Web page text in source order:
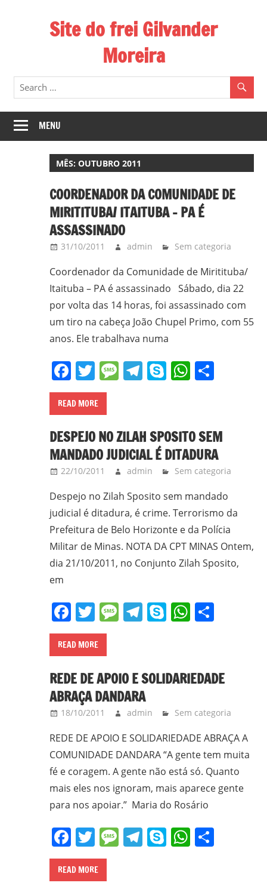
Site do frei Gilvander
Moreira
Esse
site
frei
Gilvander
divulga
pastoral
militância
carmelita;
bacharel
licenciado
bacharel
ITESP/SP;
Ciências
Pontifício
Instituto
doutorando
FAE/UFMG;
assessor
MENU
MÊS: OUTUBRO 2011
COORDENADOR DA COMUNIDADE DE
MIRITITUBA/ ITAITUBA – PA É
ASSASSINADO
31/10/2011 admin Sem categoria
Coordenador da Comunidade de Miritituba/
Itaituba – PA é assassinado Sábado, dia 22
por volta das 14 horas, foi assassinado com
um tiro na cabeça João Chupel Primo, com 55
anos. Ele trabalhava numa
Facebook
Twitter
Message
Telegram
SkypeShare
READ MORE
DESPEJO NO ZILAH SPOSITO SEM
MANDADO JUDICIAL É DITADURA
22/10/2011 admin Sem categoria
Despejo no Zilah Sposito sem mandado
judicial é ditadura, é crime. Terrorismo da
Prefeitura de Belo Horizonte e da Polícia
Militar de Minas. NOTA DA CPT MINAS Ontem,
dia 21/10/2011, no Conjunto Zilah Sposito,
em
Facebook
Twitter
Message
Telegram
SkypeShare
READ MORE
REDE DE APOIO E SOLIDARIEDADE
ABRAÇA DANDARA
18/10/2011 admin Sem categoria
REDE DE APOIO E SOLIDARIEDADE ABRAÇA A
COMUNIDADE DANDARA “A gente tem muita
fé e coragem. A gente não está só. Quanto
mais eles nos ignoram, mais aparece gente
para nos apoiar.” Maria do Rosário
Facebook
Twitter
Message
Telegram
SkypeShare
READ MORE